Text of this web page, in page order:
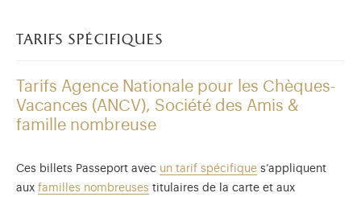
tarifs spécifiques
Tarifs Agence Nationale pour les Chèques-
Vacances (ANCV), Société des Amis &
famille nombreuse
Ces billets Passeport avec un tarif spécifique s’appliquent
aux familles nombreuses titulaires de la carte et aux